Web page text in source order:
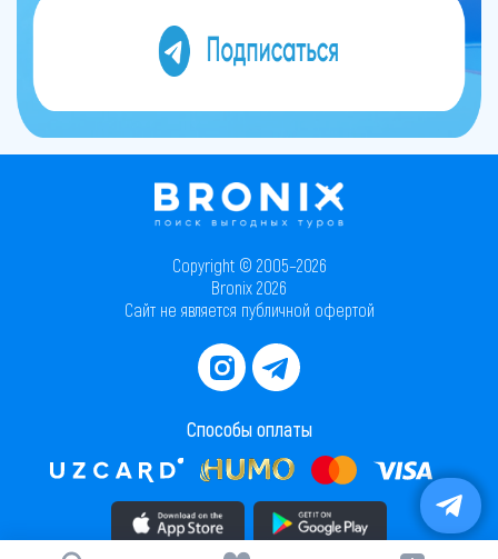
Copyright © 2005–2026
Bronix 2026
Сайт не является публичной офертой
Способы оплаты
Скачать приложение в AppStore Скачать приложение в PlayMarket